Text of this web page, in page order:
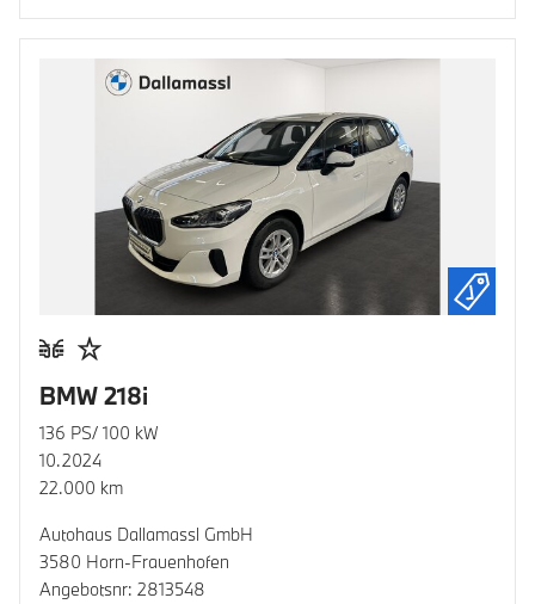
BMW 218i
136 PS/ 100 kW
10.2024
22.000 km
Autohaus Dallamassl GmbH
3580 Horn-Frauenhofen
Angebotsnr: 2813548